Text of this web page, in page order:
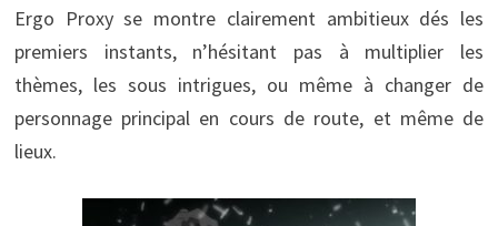
Ergo Proxy se montre clairement ambitieux dés les
premiers instants, n’hésitant pas à multiplier les
thèmes, les sous intrigues, ou même à changer de
personnage principal en cours de route, et même de
lieux.